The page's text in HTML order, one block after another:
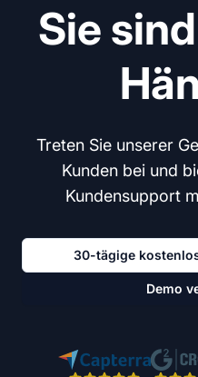
Sie
Treten Sie unserer
Kunden bei und
Kundensupport
30-tägige
Demo